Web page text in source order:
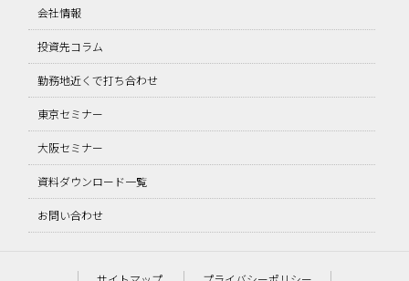
会社情報
投資先コラム
勤務地近くで打ち合わせ
東京セミナー
大阪セミナー
資料ダウンロード一覧
お問い合わせ